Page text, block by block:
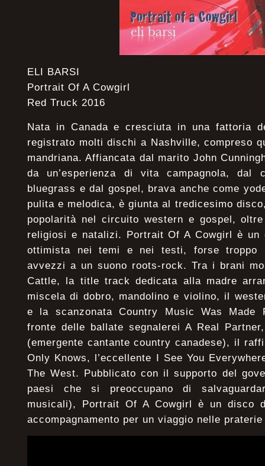
ELI BARSI
Portrait Of A Cowgirl
Red Truck 2016
Nata in Canada e cresciuta in una fattoria
registrato molti dischi a Nashville, compreso
mandriana. Affiancata dal marito John
da un’esperienza di vita campagnola, dal
bluegrass e dal gospel, brava anche come
pulita e melodica, è giunta al tredicesimo
popolarità nel circuito western e gospel,
religiosi e natalizi. Portrait Of A Cowgirl è un
ottimista nei temi e nei testi, forse troppo
avvezzi a un suono roots-rock. Tra i brani
Cattle, la title track dedicata alla madre
miscela di dobro, mandolino e violino, il
e la scanzonata Country Music Was Made
fronte delle ballate segnalerei A Real
(emergente cantante country canadese), il
Only Knows, l’eccellente I See You
The West. Pubblicato con il supporto del
paesi che si preoccupano di
musicali), Portrait Of A Cowgirl è un disco
accompagnamento per un viaggio nelle